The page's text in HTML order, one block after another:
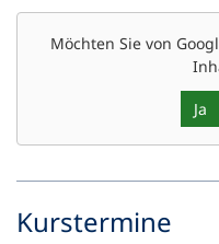
Möchten Sie von
Ja
Kurstermine